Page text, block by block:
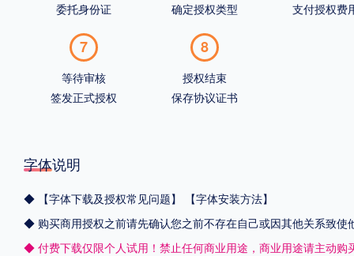
委托身份证
确定授权类型
支付授权费
7
等待审核
签发正式授权
8
授权结束
保存协议证书
字体说明
◆ 【字体下载及授权常见问题】
【字体安装方法】
◆ 购买商用授权之前请先确认您之前不存在自己或因其他关系致使
◆ 付费下载仅限个人试用！禁止任何商业用途，商业用途请主动购